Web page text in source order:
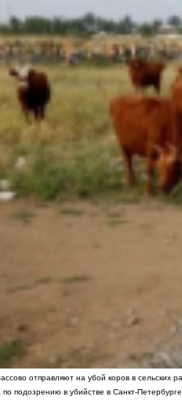
отправляют на убой коров в сельских
подозрению в убийстве в Санкт-Петербурге